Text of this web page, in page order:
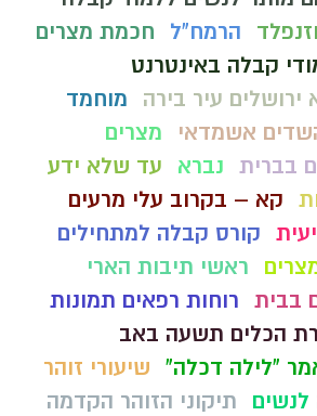
הרמח"ל
חכמת מצרים
קבלה באינטרנט
ירושלים עיר בירה
מוחמד
אשמדאי
מצרים
בברית נברא
עד שלא ידע
קא – בקרוב עלי מרעים
קורס קבלה למתחילים
ראשי תיבות הארי
בבית רוחות רפאים תמונות
הכלים תשעה באב
"לילה דכלה" שיעורי זוהר
לנשים
תיקוני הזוהר הקדמה